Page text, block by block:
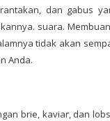
dan gabus
suara.
tidak akan
Anda.
brie, kaviar, dan